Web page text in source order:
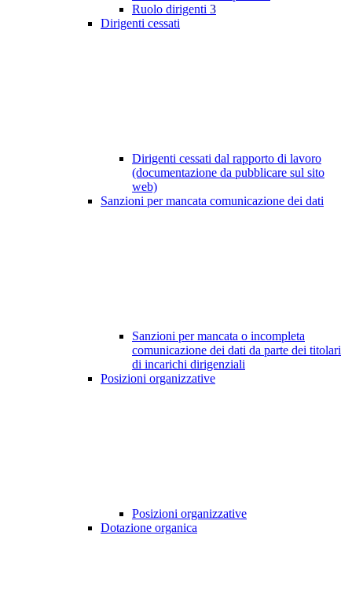
Ruolo dirigenti 3
Dirigenti cessati
Dirigenti cessati dal rapporto di lavoro
(documentazione da pubblicare sul sito
web)
Sanzioni per mancata comunicazione dei dati
Sanzioni per mancata o incompleta
comunicazione dei dati da parte dei titolari
di incarichi dirigenziali
Posizioni organizzative
Posizioni organizzative
Dotazione organica